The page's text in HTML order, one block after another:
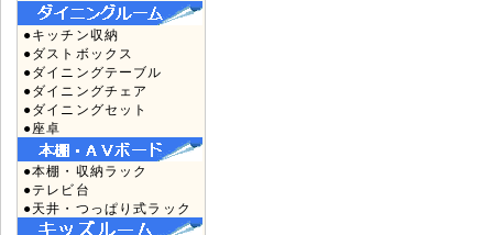
●キッチン収納
●ダストボックス
●ダイニングテーブル
●ダイニングチェア
●ダイニングセット
●座卓
●本棚・収納ラック
●テレビ台
●天井・つっぱり式ラック